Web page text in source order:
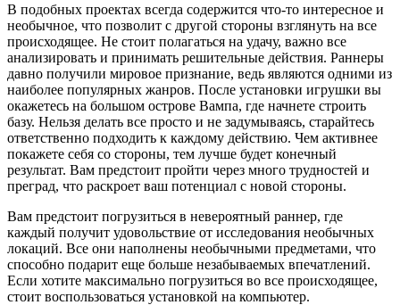
В подобных проектах всегда содержится что-то интересное и
необычное, что позволит с другой стороны взглянуть на все
происходящее. Не стоит полагаться на удачу, важно все
анализировать и принимать решительные действия. Раннеры
давно получили мировое признание, ведь являются одними из
наиболее популярных жанров. После установки игрушки вы
окажетесь на большом острове Вампа, где начнете строить
базу. Нельзя делать все просто и не задумываясь, старайтесь
ответственно подходить к каждому действию. Чем активнее
покажете себя со стороны, тем лучше будет конечный
результат. Вам предстоит пройти через много трудностей и
преград, что раскроет ваш потенциал с новой стороны.
Вам предстоит погрузиться в невероятный раннер, где
каждый получит удовольствие от исследования необычных
локаций. Все они наполнены необычными предметами, что
способно подарит еще больше незабываемых впечатлений.
Если хотите максимально погрузиться во все происходящее,
стоит воспользоваться установкой на компьютер.